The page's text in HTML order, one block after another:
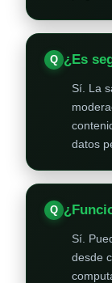
¿Es
Sí. La
datos
Sí.
desde